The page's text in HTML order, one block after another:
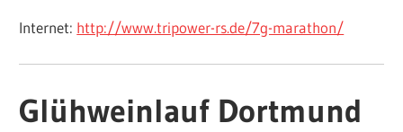
Internet: http://www.tripower-rs.de/7g-marathon/
Glühweinlauf Dortmund